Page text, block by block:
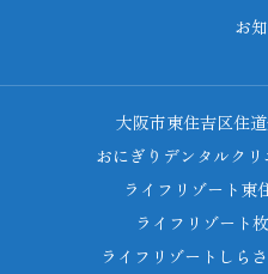
お
大阪市東住吉区住
おにぎりデンタルク
ライフリゾート
ライフリゾート
ライフリゾートしら